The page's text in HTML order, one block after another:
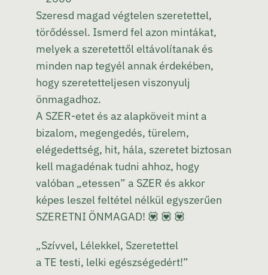
Szeresd magad végtelen szeretettel,
törődéssel. Ismerd fel azon mintákat,
melyek a szeretettől eltávolítanak és
minden nap tegyél annak érdekében,
hogy szeretetteljesen viszonyulj
önmagadhoz.
A SZER-etet és az alapköveit mint a
bizalom, megengedés, türelem,
elégedettség, hit, hála, szeretet biztosan
kell magadénak tudni ahhoz, hogy
valóban „etessen” a SZER és akkor
képes leszel feltétel nélkül egyszerűen
SZERETNI ÖNMAGAD! 💟 💟 💟
„Szívvel, Lélekkel, Szeretettel
a TE testi, lelki egészségedért!”